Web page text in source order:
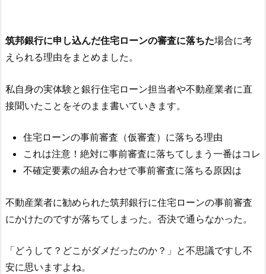
筑邦銀行に申し込んだ住宅ローンの審査に落ちた場合に考
えられる理由をまとめました。
私自身の実体験と銀行住宅ローン担当者や不動産業者に直
接聞いたことをそのまま書いていきます。
住宅ローンの事前審査（仮審査）に落ちる理由
これは注意！絶対に事前審査に落ちてしまう一番はコレ
不確定要素の組み合わせで事前審査に落ちる原因は
不動産業者に勧められた筑邦銀行に住宅ローンの事前審査
にかけたのですが落ちてしまった。否決で通らなかった。
「どうして？どこがダメだったのか？」と不思議ですし不
安に思いますよね。